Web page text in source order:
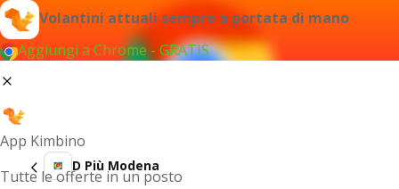
Volantini attuali sempre a portata di mano
Aggiungi a Chrome - GRATIS
App Kimbino
Tutte le offerte in un posto
D Più Modena